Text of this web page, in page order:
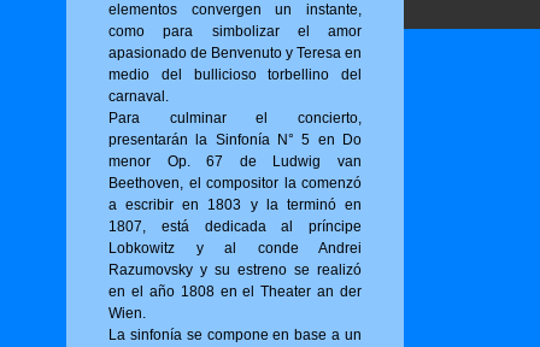
elementos convergen un instante,
como para simbolizar el amor
apasionado de Benvenuto y Teresa en
medio del bullicioso torbellino del
carnaval.
Para culminar el concierto,
presentarán la Sinfonía N° 5 en Do
menor Op. 67 de Ludwig van
Beethoven, el compositor la comenzó
a escribir en 1803 y la terminó en
1807, está dedicada al príncipe
Lobkowitz y al conde Andrei
Razumovsky y su estreno se realizó
en el año 1808 en el Theater an der
Wien.
La sinfonía se compone en base a un